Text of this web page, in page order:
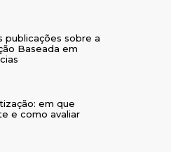
publicações sobre a
Baseada em
em que
e como avaliar